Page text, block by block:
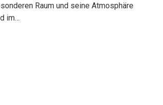
Raum und seine Atmosphäre
im…